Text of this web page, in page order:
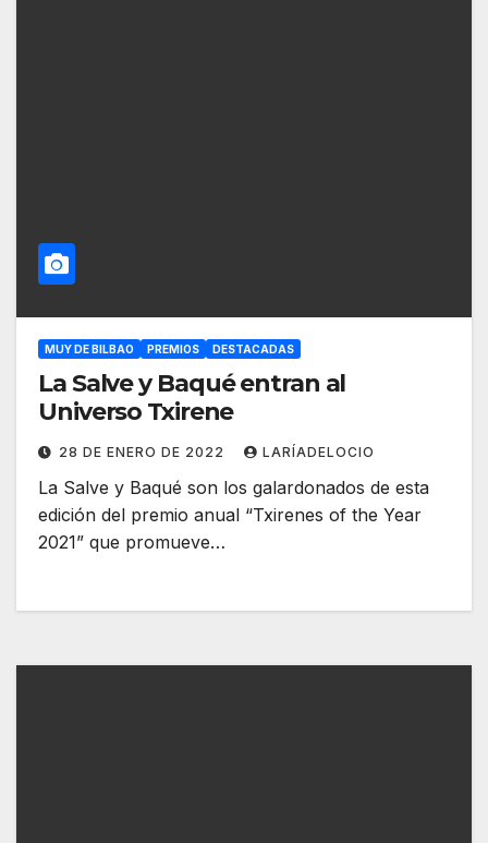
MUY DE BILBAO PREMIOS DESTACADAS
La Salve y Baqué entran al
Universo Txirene
28 DE ENERO DE 2022 LARÍADELOCIO
La Salve y Baqué son los galardonados de esta
edición del premio anual “Txirenes of the Year
2021” que promueve…